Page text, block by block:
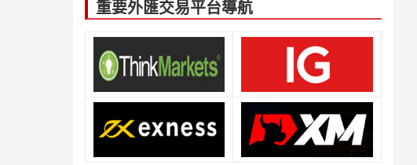
重要外匯交易平台導航